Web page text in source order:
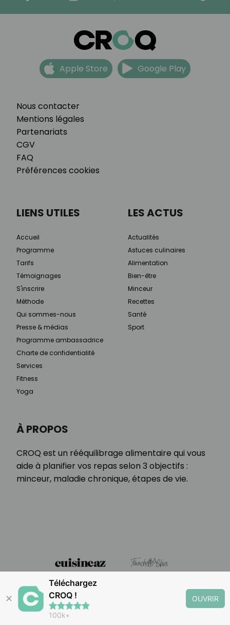
Nous contacter
Mentions légales
Partenariats
CGV
FAQ
Préférences cookies
Apple Store Google Play
À PROPOS
CROQ est un rééquilibrage alimentaire qui vous
aide à planifier vos repas selon 3 objectifs :
minceur, maladie chronique, étapes de vie.
LIENS UTILES
Accueil
Programme
Tarifs
Témoignages
S'inscrire
Méthode
Qui sommes-nous
Presse & médias
Programme ambassadrice
Charte de confidentialité
Services
Fitness
Yoga
LES ACTUS
Actualités
Astuces culinaires
Alimentation
Bien-être
Minceur
Recettes
Santé
Sport
✕
Téléchargez
CROQ !
100k+
OUVRIR